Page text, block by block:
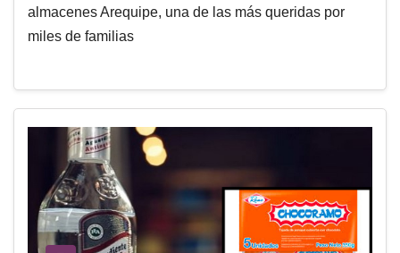
almacenes Arequipe, una de las más queridas por
miles de familias